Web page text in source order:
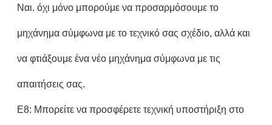
Ναι. όχι μόνο μπορούμε να προσαρμόσουμε το
μηχάνημα σύμφωνα με το τεχνικό σας σχέδιο, αλλά και
να φτιάξουμε ένα νέο μηχάνημα σύμφωνα με τις
απαιτήσεις σας.
Ε8: Μπορείτε να προσφέρετε τεχνική υποστήριξη στο